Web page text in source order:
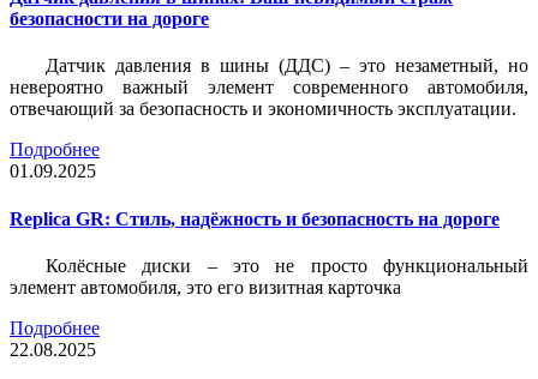
безопасности на дороге
Датчик давления в шины (ДДС) – это незаметный, но
невероятно важный элемент современного автомобиля,
отвечающий за безопасность и экономичность эксплуатации.
Подробнее
01.09.2025
Replica GR: Стиль, надёжность и безопасность на дороге
Колёсные диски – это не просто функциональный
элемент автомобиля, это его визитная карточка
Подробнее
22.08.2025